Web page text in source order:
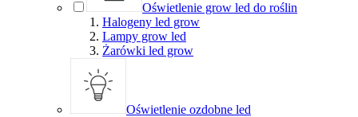
Oświetlenie grow led do roślin
Halogeny led grow
Lampy grow led
Żarówki led grow
Oświetlenie ozdobne led